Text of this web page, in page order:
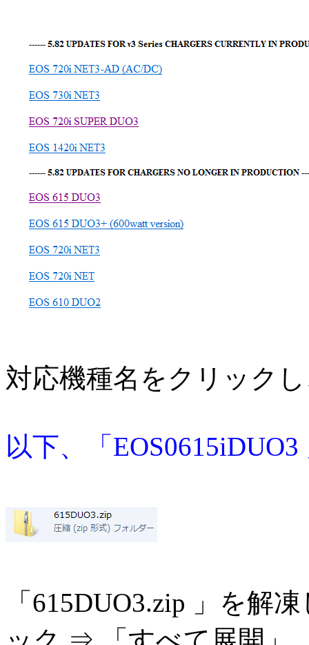
対応機種名をクリック
以下、「
「615DUO3.zip 」を